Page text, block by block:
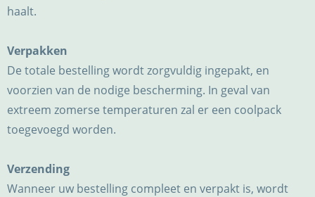
haalt.
Verpakken
De totale bestelling wordt zorgvuldig ingepakt, en
voorzien van de nodige bescherming. In geval van
extreem zomerse temperaturen zal er een coolpack
toegevoegd worden.
Verzending
Wanneer uw bestelling compleet en verpakt is, wordt